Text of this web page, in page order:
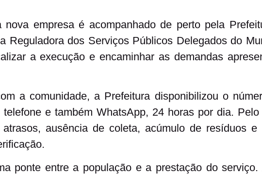
empresa é acompanhado de perto pela
Reguladora dos Serviços Públicos Delegados do
a execução e encaminhar as demandas
a comunidade, a Prefeitura disponibilizou o
e também WhatsApp, 24 horas por dia. Pelo
ausência de coleta, acúmulo de resíduos e
ponte entre a população e a prestação do serviço.